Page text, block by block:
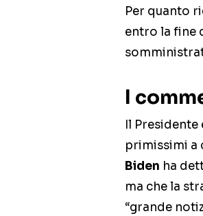
Per quanto
entro la fine
I
Il
primissimi a
Biden ha
ma che la
“grande